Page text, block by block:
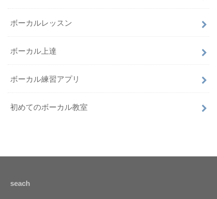
ボーカルレッスン
ボーカル上達
ボーカル練習アプリ
初めてのボーカル教室
seach